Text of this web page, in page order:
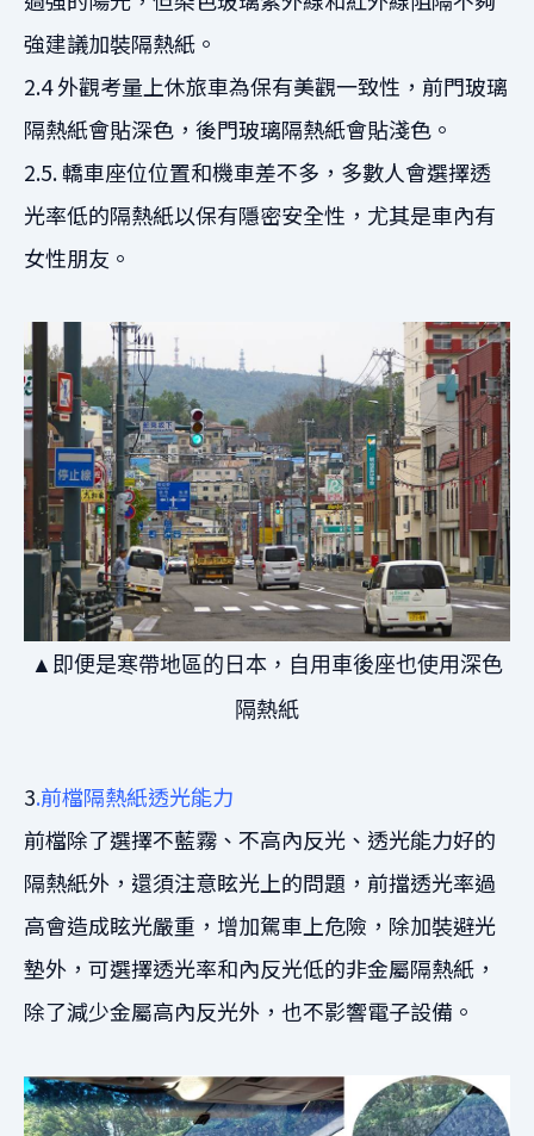
強建議加裝隔熱紙。
2.4 外觀考量上休旅車為保有美觀一致性，前門玻璃
隔熱紙會貼深色，後門玻璃隔熱紙會貼淺色。
2.5. 轎車座位位置和機車差不多，多數人會選擇透
光率低的隔熱紙以保有隱密安全性，尤其是車內有
女性朋友。
▲即便是寒帶地區的日本，自用車後座也使用深色
隔熱紙
3.前檔隔熱紙透光能力
前檔除了選擇不藍霧、不高內反光、透光能力好的
隔熱紙外，還須注意眩光上的問題，前擋透光率過
高會造成眩光嚴重，增加駕車上危險，除加裝避光
墊外，可選擇透光率和內反光低的非金屬隔熱紙，
除了減少金屬高內反光外，也不影響電子設備。